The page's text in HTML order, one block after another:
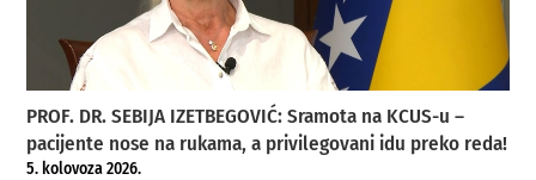
PROF. DR. SEBIJA IZETBEGOVIĆ: Sramota na KCUS-u –
pacijente nose na rukama, a privilegovani idu preko reda!
5. kolovoza 2026.